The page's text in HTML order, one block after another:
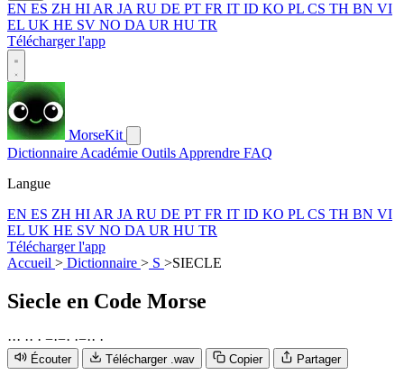
EN ES ZH HI AR JA RU DE PT FR IT ID KO PL CS TH BN VI
EL UK HE SV NO DA UR HU TR
Télécharger l'app
MorseKit
Dictionnaire Académie Outils Apprendre FAQ
Langue
EN ES ZH HI AR JA RU DE PT FR IT ID KO PL CS TH BN VI
EL UK HE SV NO DA UR HU TR
Télécharger l'app
Accueil > Dictionnaire > S >SIECLE
Siecle en Code Morse
··· ·· · −·−· ·−·· ·
Écouter Télécharger .wav Copier Partager